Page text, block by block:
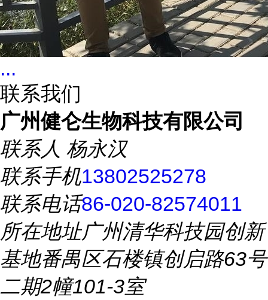
...
联系我们
广州健仑生物科技有限公司
联系人 杨永汉
联系手机13802525278
联系电话86-020-82574011
所在地址广州清华科技园创新
基地番禺区石楼镇创启路63号
二期2幢101-3室